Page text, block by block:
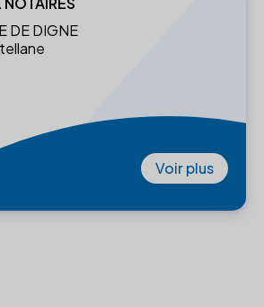
DE DIGNE
Voir plus